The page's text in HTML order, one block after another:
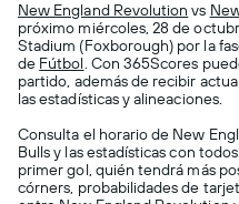
New England Revolution vs
próximo miércoles, 28 de
Stadium (Foxborough) por la
de Fútbol . Con 365Scores
partido, además de recibir
las estadísticas y alineaciones.
Consulta el horario de New
Bulls y las estadísticas con
primer gol, quién tendrá más
córners, probabilidades de